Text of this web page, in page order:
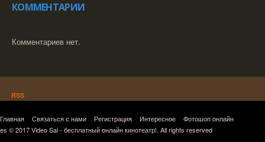
КОММЕНТАРИИ
Комментариев нет.
RSS
Главная Связаться с нами Регистрация Интересное
Фотошоп онлайн
es © 2017 Video Sai - бесплатный онлайн кинотеатр!. All rights reserved